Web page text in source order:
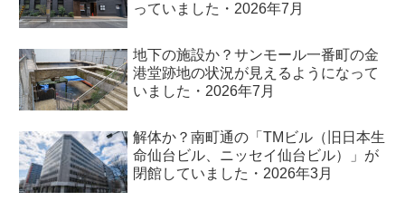
っていました・2026年7月
地下の施設か？サンモール一番町の金
港堂跡地の状況が見えるようになって
いました・2026年7月
解体か？南町通の「TMビル（旧日本生
命仙台ビル、ニッセイ仙台ビル）」が
閉館していました・2026年3月